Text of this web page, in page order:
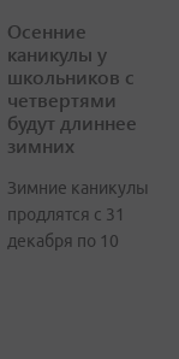
Осенние
каникулы у
школьников с
четвертями
будут длиннее
зимних
Зимние каникулы
продлятся с 31
декабря по 10